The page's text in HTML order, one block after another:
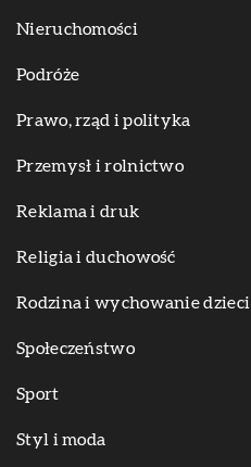
Nieruchomości
Podróże
Prawo, rząd i polityka
Przemysł i rolnictwo
Reklama i druk
Religia i duchowość
Rodzina i wychowanie dzieci
Społeczeństwo
Sport
Styl i moda